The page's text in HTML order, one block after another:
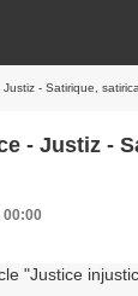
- Satirique,
- Justiz -
00:00